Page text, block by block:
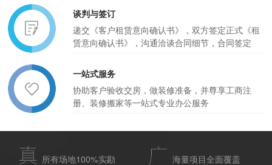
谈判与签订
递交《客户租赁意向确认书》，双方签定正式《租
赁意向确认书》，沟通洽谈合同细节，合同签定
一站式服务
协助客户验收交房，做装修准备，并尊享工商注
册、装修搬家等一站式专业办公服务
所有场地100%实勘 海量项目全面覆盖